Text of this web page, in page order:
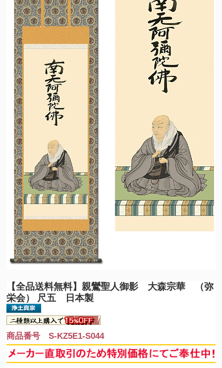
【全品送料無料】 親鸞聖人御影 大森宗華 （弥
栄会） 尺五 日本製
商品番号 S-KZ5E1-S044